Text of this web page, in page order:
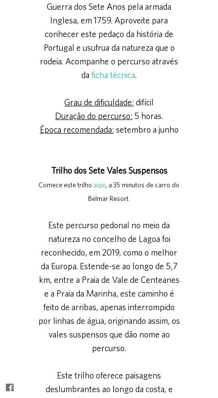
Guerra dos Sete Anos pela armada
Inglesa, em 1759. Aproveite para
conhecer este pedaço da história de
Portugal e usufrua da natureza que o
rodeia. Acompanhe o percurso através
da ficha técnica.
Grau de dificuldade: difícil
Duração do percurso: 5 horas.
Época recomendada: setembro a junho
Trilho dos Sete Vales Suspensos
Comece este trilho aqui , a 35 minutos de carro do
Belmar Resort.
Este percurso pedonal no meio da
natureza no concelho de Lagoa foi
reconhecido, em 2019, como o melhor
da Europa. Estende-se ao longo de 5,7
km, entre a Praia de Vale de Centeanes
e a Praia da Marinha, este caminho é
feito de arribas, apenas interrompido
por linhas de água, originando assim, os
vales suspensos que dão nome ao
percurso.
Este trilho oferece paisagens
deslumbrantes ao longo da costa, e